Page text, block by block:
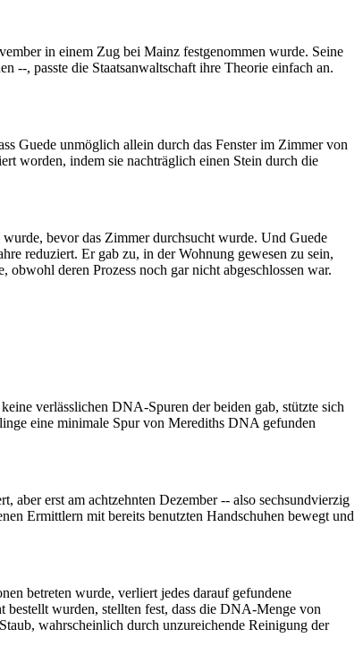
in einem Zug bei Mainz festgenommen wurde. Seine
--, passte die Staatsanwaltschaft ihre Theorie einfach an.
Guede unmöglich allein durch das Fenster im Zimmer von
worden, indem sie nachträglich einen Stein durch die
bevor das Zimmer durchsucht wurde. Und Guede
reduziert. Er gab zu, in der Wohnung gewesen zu sein,
deren Prozess noch gar nicht abgeschlossen war.
verlässlichen DNA-Spuren der beiden gab, stützte sich
eine minimale Spur von Merediths DNA gefunden
erst am achtzehnten Dezember -- also sechsundvierzig
Ermittlern mit bereits benutzten Handschuhen bewegt und
betreten wurde, verliert jedes darauf gefundene
bestellt wurden, stellten fest, dass die DNA-Menge von
wahrscheinlich durch unzureichende Reinigung der